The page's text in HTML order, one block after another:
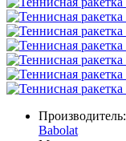
Производитель:
Babolat